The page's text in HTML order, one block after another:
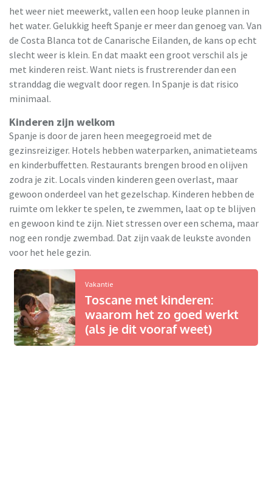
het weer niet meewerkt, vallen een hoop leuke plannen in
het water. Gelukkig heeft Spanje er meer dan genoeg van. Van
de Costa Blanca tot de Canarische Eilanden, de kans op echt
slecht weer is klein. En dat maakt een groot verschil als je
met kinderen reist. Want niets is frustrerender dan een
stranddag die wegvalt door regen. In Spanje is dat risico
minimaal.
Kinderen zijn welkom
Spanje is door de jaren heen meegegroeid met de
gezinsreiziger. Hotels hebben waterparken, animatieteams
en kinderbuffetten. Restaurants brengen brood en olijven
zodra je zit. Locals vinden kinderen geen overlast, maar
gewoon onderdeel van het gezelschap. Kinderen hebben de
ruimte om lekker te spelen, te zwemmen, laat op te blijven
en gewoon kind te zijn. Niet stressen over een schema, maar
nog een rondje zwembad. Dat zijn vaak de leukste avonden
voor het hele gezin.
Vakantie
Toscane met kinderen:
waarom het zo goed werkt
(als je dit vooraf weet)